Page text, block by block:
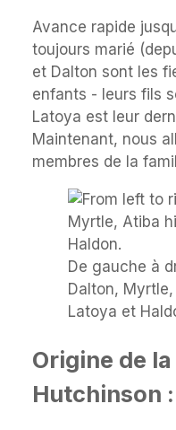
Avance rapide
toujours marié
et Dalton sont les
enfants - leurs fils
Latoya est leur
Maintenant, nous
membres de la
De gauche à
Dalton,
Latoya et
Origine de
Hutchinson :